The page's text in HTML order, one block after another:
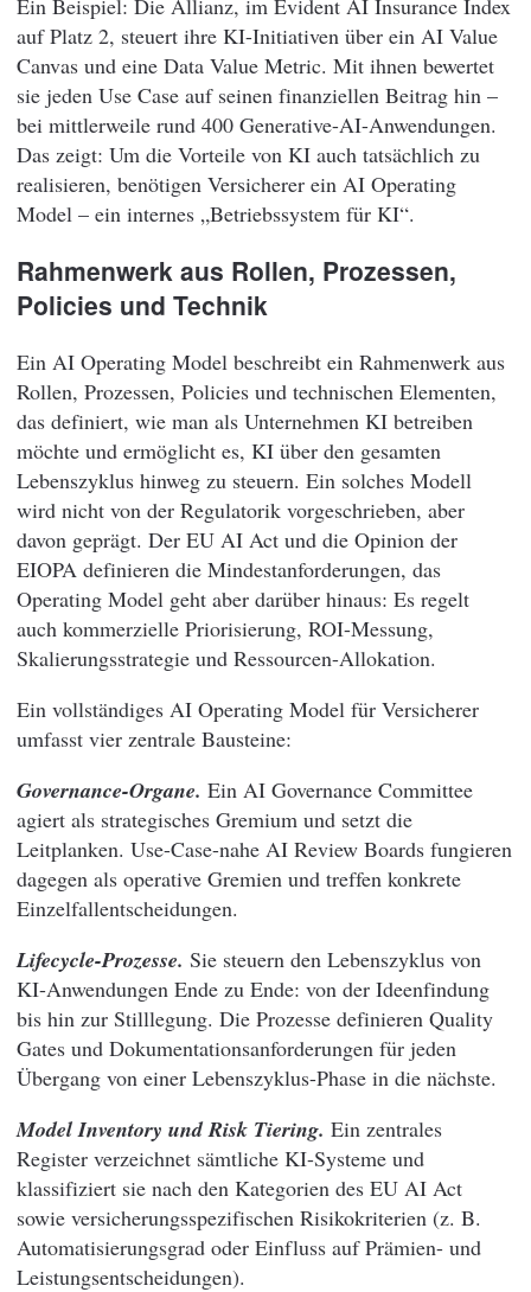
Ein Beispiel: Die Allianz, im Evident AI Insurance Index
auf Platz 2, steuert ihre KI-Initiativen über ein AI Value
Canvas und eine Data Value Metric. Mit ihnen bewertet
sie jeden Use Case auf seinen finanziellen Beitrag hin –
bei mittlerweile rund 400 Generative-AI-Anwendungen.
Das zeigt: Um die Vorteile von KI auch tatsächlich zu
realisieren, benötigen Versicherer ein AI Operating
Model – ein internes „Betriebssystem für KI“.
Rahmenwerk aus Rollen, Prozessen,
Policies und Technik
Ein AI Operating Model beschreibt ein Rahmenwerk aus
Rollen, Prozessen, Policies und technischen Elementen,
das definiert, wie man als Unternehmen KI betreiben
möchte und ermöglicht es, KI über den gesamten
Lebenszyklus hinweg zu steuern. Ein solches Modell
wird nicht von der Regulatorik vorgeschrieben, aber
davon geprägt. Der EU AI Act und die Opinion der
EIOPA definieren die Mindestanforderungen, das
Operating Model geht aber darüber hinaus: Es regelt
auch kommerzielle Priorisierung, ROI-Messung,
Skalierungsstrategie und Ressourcen-Allokation.
Ein vollständiges AI Operating Model für Versicherer
umfasst vier zentrale Bausteine:
Governance-Organe. Ein AI Governance Committee
agiert als strategisches Gremium und setzt die
Leitplanken. Use-Case-nahe AI Review Boards fungieren
dagegen als operative Gremien und treffen konkrete
Einzelfallentscheidungen.
Lifecycle-Prozesse. Sie steuern den Lebenszyklus von
KI-Anwendungen Ende zu Ende: von der Ideenfindung
bis hin zur Stilllegung. Die Prozesse definieren Quality
Gates und Dokumentationsanforderungen für jeden
Übergang von einer Lebenszyklus-Phase in die nächste.
Model Inventory und Risk Tiering. Ein zentrales
Register verzeichnet sämtliche KI-Systeme und
klassifiziert sie nach den Kategorien des EU AI Act
sowie versicherungsspezifischen Risikokriterien (z. B.
Automatisierungsgrad oder Einfluss auf Prämien- und
Leistungsentscheidungen).